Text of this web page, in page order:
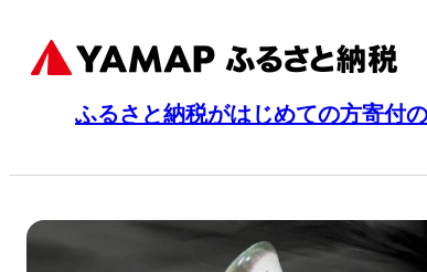
ふるさと納税がはじめての方寄付